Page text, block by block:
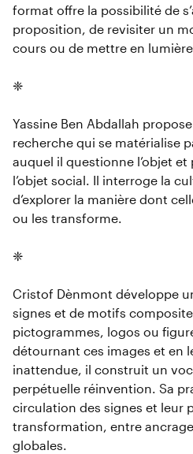
format offre la possibilité de
proposition, de revisiter un
cours ou de mettre en
❈
Yassine Ben Abdallah
recherche qui se matérialise
auquel il questionne l’objet
l’objet social. Il interroge la
d’explorer la manière dont
ou les transforme.
❈
Cristof Dènmont développe
signes et de motifs
pictogrammes, logos ou
détournant ces images et en
inattendue, il construit un
perpétuelle réinvention. Sa
circulation des signes et leur
transformation, entre
globales.